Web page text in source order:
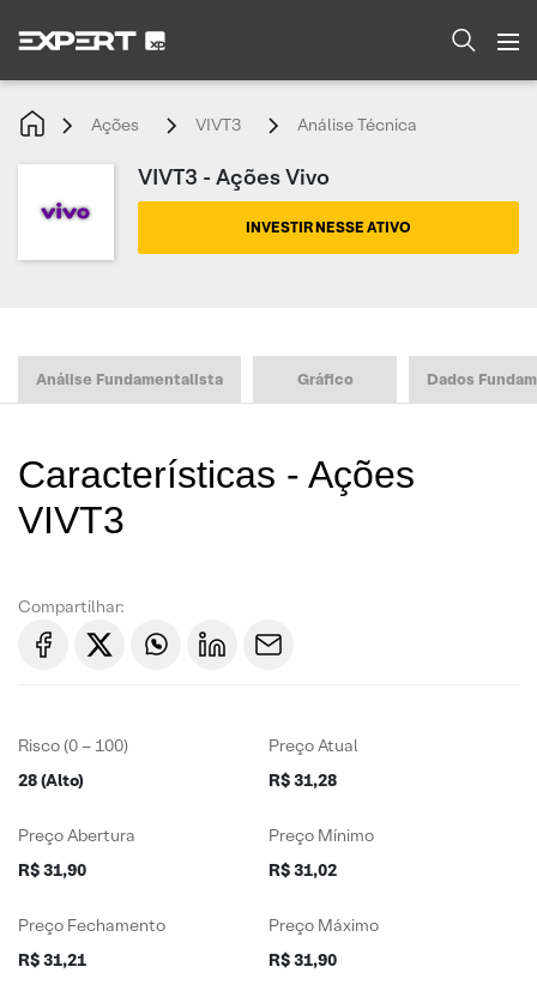
Ações VIVT3 Análise Técnica
VIVT3 - Ações Vivo
INVESTIR NESSE ATIVO
Análise Fundamentalista Gráfico Dados
Características - Ações
VIVT3
Compartilhar:
Risco (0 – 100)
28 (Alto)
Preço Atual
R$ 31,28
Preço Abertura
R$ 31,90
Preço Mínimo
R$ 31,02
Preço Fechamento
R$ 31,21
Preço Máximo
R$ 31,90